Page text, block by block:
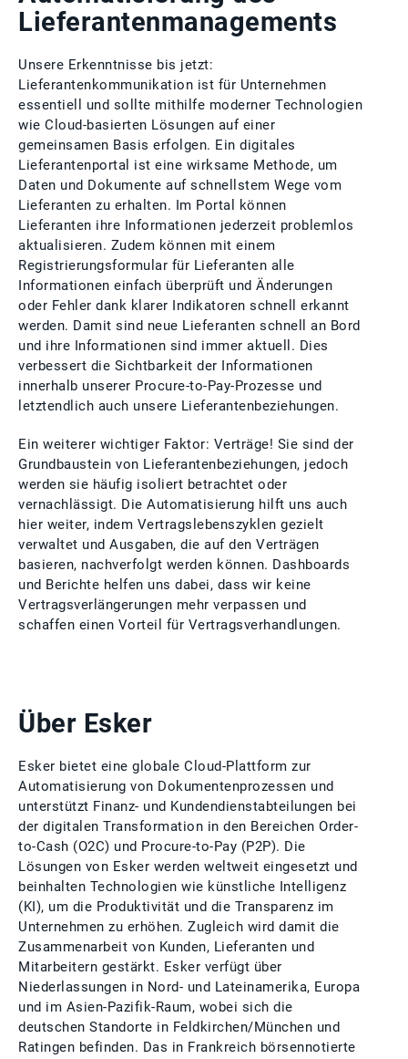
Lieferantenmanagements
Unsere Erkenntnisse bis jetzt:
Lieferantenkommunikation ist für Unternehmen
essentiell und sollte mithilfe moderner Technologien
wie Cloud-basierten Lösungen auf einer
gemeinsamen Basis erfolgen. Ein digitales
Lieferantenportal ist eine wirksame Methode, um
Daten und Dokumente auf schnellstem Wege vom
Lieferanten zu erhalten. Im Portal können
Lieferanten ihre Informationen jederzeit problemlos
aktualisieren. Zudem können mit einem
Registrierungsformular für Lieferanten alle
Informationen einfach überprüft und Änderungen
oder Fehler dank klarer Indikatoren schnell erkannt
werden. Damit sind neue Lieferanten schnell an Bord
und ihre Informationen sind immer aktuell. Dies
verbessert die Sichtbarkeit der Informationen
innerhalb unserer Procure-to-Pay-Prozesse und
letztendlich auch unsere Lieferantenbeziehungen.
Ein weiterer wichtiger Faktor: Verträge! Sie sind der
Grundbaustein von Lieferantenbeziehungen, jedoch
werden sie häufig isoliert betrachtet oder
vernachlässigt. Die Automatisierung hilft uns auch
hier weiter, indem Vertragslebenszyklen gezielt
verwaltet und Ausgaben, die auf den Verträgen
basieren, nachverfolgt werden können. Dashboards
und Berichte helfen uns dabei, dass wir keine
Vertragsverlängerungen mehr verpassen und
schaffen einen Vorteil für Vertragsverhandlungen.
Über Esker
Esker bietet eine globale Cloud-Plattform zur
Automatisierung von Dokumentenprozessen und
unterstützt Finanz- und Kundendienstabteilungen bei
der digitalen Transformation in den Bereichen Order-
to-Cash (O2C) und Procure-to-Pay (P2P). Die
Lösungen von Esker werden weltweit eingesetzt und
beinhalten Technologien wie künstliche Intelligenz
(KI), um die Produktivität und die Transparenz im
Unternehmen zu erhöhen. Zugleich wird damit die
Zusammenarbeit von Kunden, Lieferanten und
Mitarbeitern gestärkt. Esker verfügt über
Niederlassungen in Nord- und Lateinamerika, Europa
und im Asien-Pazifik-Raum, wobei sich die
deutschen Standorte in Feldkirchen/München und
Ratingen befinden. Das in Frankreich börsennotierte